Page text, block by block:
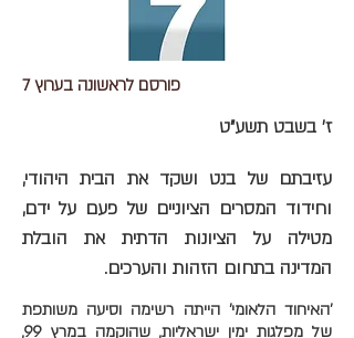
פורסם לראשונה בערוץ 7
ז' בשבט תשע"ט
עזיבתם של בנט ושקד את הבית היהודי,
וחידוד המסרים הציוניים של פעם על ידם,
מטילה על הציונות הדתית את הובלת
המדינה בתחום הזהות והערכים.
'האיחוד הלאומי' הייתה רשימה וסיעה משותפת
של מפלגות ימין ישראליות, שהוקמה במרץ 99,